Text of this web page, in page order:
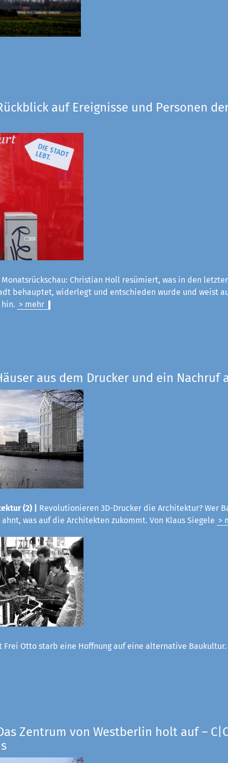
auf Ereignisse und Personen
Christian Holl resümiert, was in den
behauptet, widerlegt und entschieden wurde und weist
hin. > mehr
aus dem Drucker und ein Nachruf
(2) |
Revolutionieren 3D-Drucker die Architektur? Wer
was auf die Architekten zukommt. Von Klaus Siegele >
Frei Otto starb eine Hoffnung auf eine alternative
Zentrum von Westberlin holt auf –